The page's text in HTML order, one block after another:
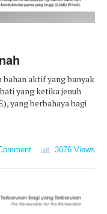
aktif yang banyak
yang ketika jenuh
yang berbahaya bagi
3076 Views